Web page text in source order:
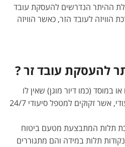
ההיתר הנדרשים להעסקת עובד
הוויזה לעובד הזר, כאשר הוויזה
להעסקת עובד זר ?
במוסד (כמו דיור מוגן) שאין לו
שירותי סיעוד לאדם סיעודי, אשר זקוקים למטפל סיעודי 24/7
תלות המתבצעת מטעם ביטוח
לאומי צברו לפחות 4.5 נקודות תלות במידה והם מתגוררים